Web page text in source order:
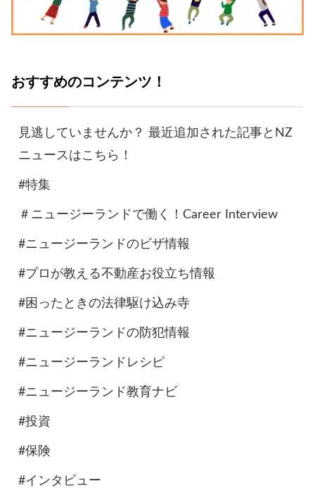
おすすめのコンテンツ！
見逃していませんか？ 最近追加された記事とNZ
ニュースはこちら！
#特集
＃ニュージーランドで働く！Career Interview
#ニュージーランドのビザ情報
#プロが教える不動産お役立ち情報
#困ったときの法律駆け込み寺
#ニュージーランドの防犯情報
#ニュージーランドレシピ
#ニュージーランド教育ナビ
#投資
#保険
#インタビュー